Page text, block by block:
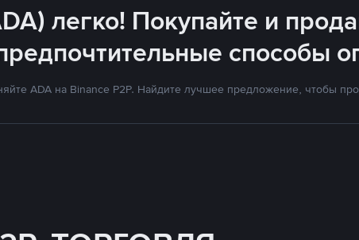
легко! Покупайте и
способы
ADA на Binance P2P. Найдите лучшее предложение, чтобы